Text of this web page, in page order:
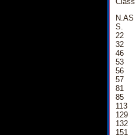
N.AS
S.
22
32
46
53
56
57
81
85
113
129
132
151